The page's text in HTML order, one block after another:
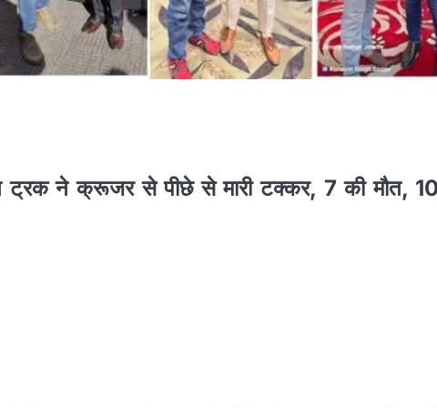
ने क्रूजर से पीछे से मारी टक्कर, 7 की मौत,